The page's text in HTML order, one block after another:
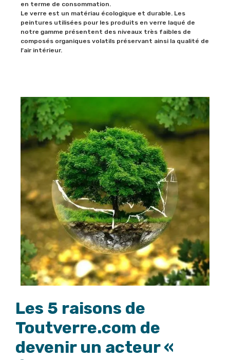
en terme de consommation.
Le verre est un matériau écologique et durable. Les
peintures utilisées pour les produits en verre laqué de
notre gamme présentent des niveaux très faibles de
composés organiques volatils préservant ainsi la qualité de
l’air intérieur.
Les 5 raisons de
Toutverre.com de
devenir un acteur «